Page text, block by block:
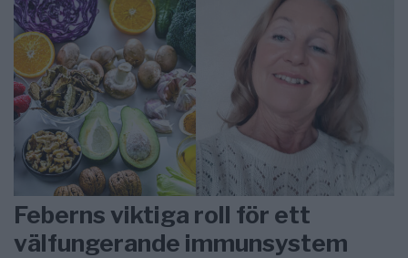
Feberns viktiga roll för ett
välfungerande immunsystem